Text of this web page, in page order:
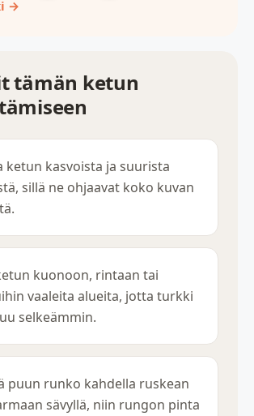
→
tämän ketun
ketun kasvoista ja suurista
sillä ne ohjaavat koko kuvan
kuonoon, rintaan tai
vaaleita alueita, jotta turkki
selkeämmin.
puun runko kahdella ruskean
sävyllä, niin rungon pinta